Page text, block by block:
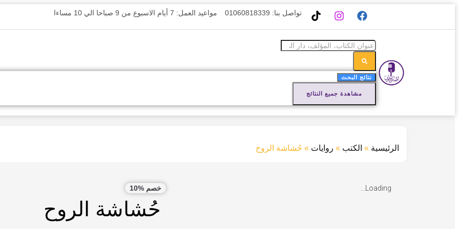
تواصل بنا: 01060818339 مواعيد العمل: 7 أيام الاسبوع من 9 صباحا الي 10 مساءا
نتائج البحث
مشاهدة جميع النتائج
الرئيسية » الكتب » روايات » حُشاشة الروح
Loading... خصم %10
حُشاشة الروح